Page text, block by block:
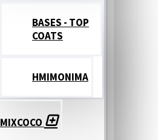
BASES - TOP
COATS
ΗΜΙΜΟΝΙΜΑ
MIXCOCO